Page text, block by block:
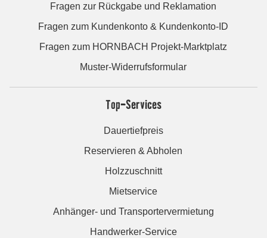
Fragen zur Rückgabe und Reklamation
Fragen zum Kundenkonto & Kundenkonto-ID
Fragen zum HORNBACH Projekt-Marktplatz
Muster-Widerrufsformular
Top-Services
Dauertiefpreis
Reservieren & Abholen
Holzzuschnitt
Mietservice
Anhänger- und Transportervermietung
Handwerker-Service